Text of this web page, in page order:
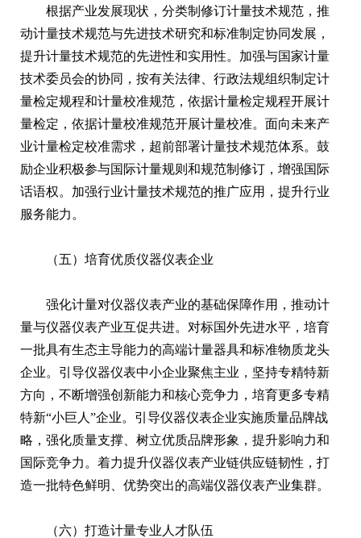
根据产业发展现状，分类制修订计量技术规范，推
动计量技术规范与先进技术研究和标准制定协同发展，
提升计量技术规范的先进性和实用性。加强与国家计量
技术委员会的协同，按有关法律、行政法规组织制定计
量检定规程和计量校准规范，依据计量检定规程开展计
量检定，依据计量校准规范开展计量校准。面向未来产
业计量检定校准需求，超前部署计量技术规范体系。鼓
励企业积极参与国际计量规则和规范制修订，增强国际
话语权。加强行业计量技术规范的推广应用，提升行业
服务能力。
（五）培育优质仪器仪表企业
强化计量对仪器仪表产业的基础保障作用，推动计
量与仪器仪表产业互促共进。对标国外先进水平，培育
一批具有生态主导能力的高端计量器具和标准物质龙头
企业。引导仪器仪表中小企业聚焦主业，坚持专精特新
方向，不断增强创新能力和核心竞争力，培育更多专精
特新“小巨人”企业。引导仪器仪表企业实施质量品牌战
略，强化质量支撑、树立优质品牌形象，提升影响力和
国际竞争力。着力提升仪器仪表产业链供应链韧性，打
造一批特色鲜明、优势突出的高端仪器仪表产业集群。
（六）打造计量专业人才队伍